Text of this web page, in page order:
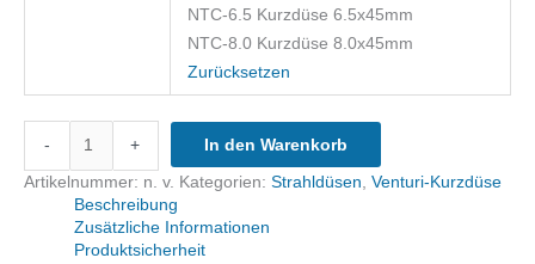
NTC-6.5 Kurzdüse 6.5x45mm
NTC-8.0 Kurzdüse 8.0x45mm
Zurücksetzen
-
Kurzdüse
Wolframcarbid,
+
In den Warenkorb
Artikelnummer: n. v. Kategorien: Strahldüsen Venturi-Kurzdüse
Beschreibung
Zusätzliche Informationen
Produktsicherheit